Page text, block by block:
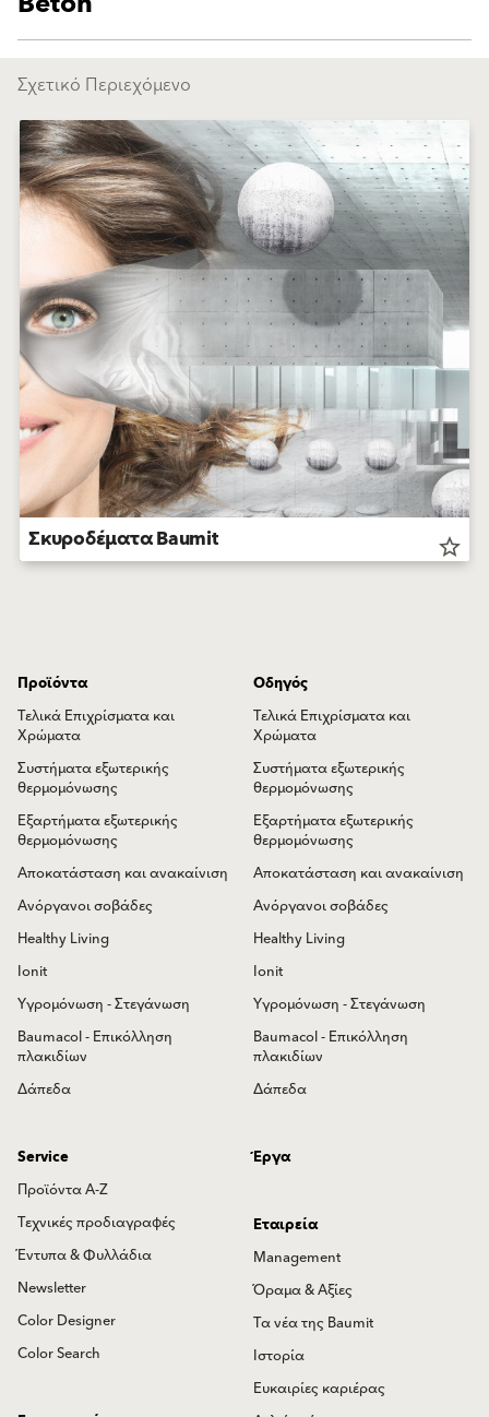
Σχετικό Περιεχόμενο
Σκυροδέματα Baumit star_border
Προϊόντα
Τελικά Επιχρίσματα και
Χρώματα
Συστήματα εξωτερικής
θερμομόνωσης
Εξαρτήματα εξωτερικής
θερμομόνωσης
Αποκατάσταση και ανακαίνιση
Ανόργανοι σοβάδες
Healthy Living
Ionit
Υγρομόνωση - Στεγάνωση
Baumacol - Επικόλληση
πλακιδίων
Δάπεδα
Οδηγός
Τελικά Επιχρίσματα και
Χρώματα
Συστήματα εξωτερικής
θερμομόνωσης
Εξαρτήματα εξωτερικής
θερμομόνωσης
Αποκατάσταση και ανακαίνιση
Ανόργανοι σοβάδες
Healthy Living
Ionit
Υγρομόνωση - Στεγάνωση
Baumacol - Επικόλληση
πλακιδίων
Δάπεδα
Service
Προϊόντα Α-Ζ
Τεχνικές προδιαγραφές
Έντυπα & Φυλλάδια
Newsletter
Color Designer
Color Search
Έργα
Εταιρεία
Management
Όραμα & Αξίες
Τα νέα της Baumit
Ιστορία
Ευκαιρίες καριέρας